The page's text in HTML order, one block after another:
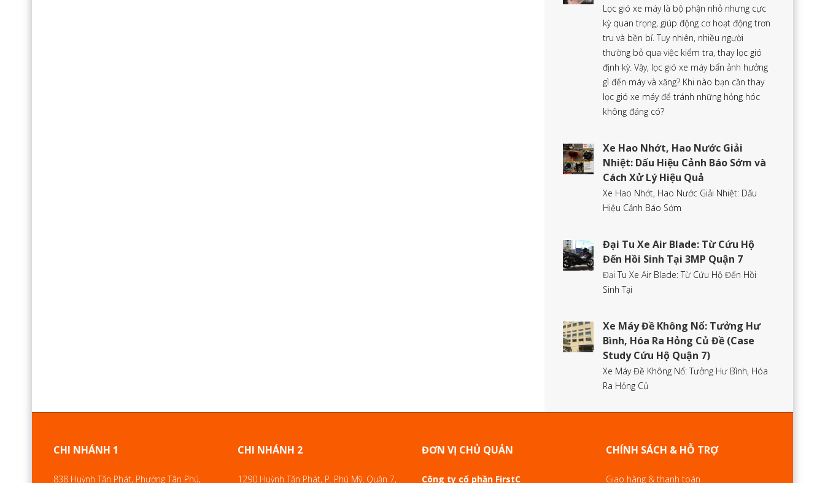
Lọc gió xe máy là bộ phận nhỏ nhưng cực
kỳ quan trọng, giúp động cơ hoạt động trơn
tru và bền bỉ. Tuy nhiên, nhiều người
thường bỏ qua việc kiểm tra, thay lọc gió
định kỳ. Vậy, lọc gió xe máy bẩn ảnh hưởng
gì đến máy và xăng? Khi nào bạn cần thay
lọc gió xe máy để tránh những hỏng hóc
không đáng có?
Xe Hao Nhớt, Hao Nước Giải
Nhiệt: Dấu Hiệu Cảnh Báo Sớm và
Cách Xử Lý Hiệu Quả
Xe Hao Nhớt, Hao Nước Giải Nhiệt: Dấu
Hiệu Cảnh Báo Sớm
Đại Tu Xe Air Blade: Từ Cứu Hộ
Đến Hồi Sinh Tại 3MP Quận 7
Đại Tu Xe Air Blade: Từ Cứu Hộ Đến Hồi
Sinh Tại
Xe Máy Đề Không Nổ: Tưởng Hư
Bình, Hóa Ra Hỏng Củ Đề (Case
Study Cứu Hộ Quận 7)
Xe Máy Đề Không Nổ: Tưởng Hư Bình, Hóa
Ra Hỏng Củ
CHI NHÁNH 1
838 Huỳnh Tấn Phát, Phường Tân Phú,
CHI NHÁNH 2
1290 Huỳnh Tấn Phát, P. Phú Mỹ, Quận 7,
ĐƠN VỊ CHỦ QUẢN
Công ty cổ phần FirstC
CHÍNH SÁCH & HỖ TRỢ
Giao hàng & thanh toán